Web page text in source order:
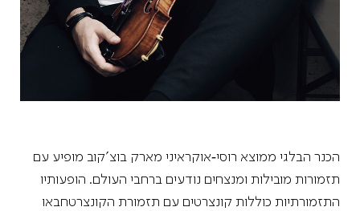
הכנר הבלגי ממוצא רוסי‑אוקראיני מארק בוצ'קוב מופיע עם
תזמורות מובילות ומנצחים נודעים ברחבי העולם. הופעותיו
התזמורתיות כוללות קונצרטים עם תזמורת הקונצרטחבאו